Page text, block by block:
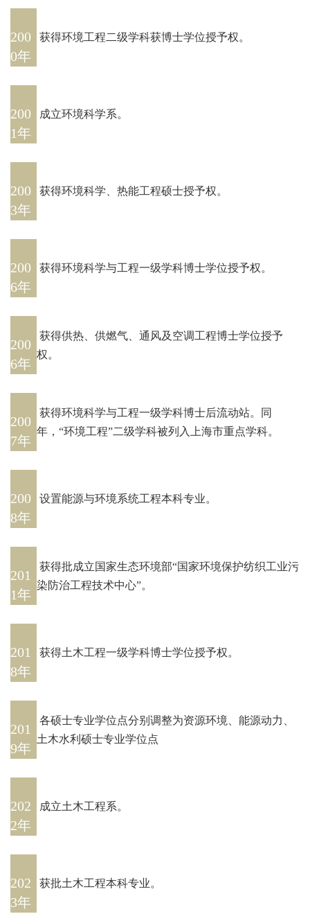
200
0年
获得环境工程二级学科获博士学位授予权。
200
1年
成立环境科学系。
200
3年
获得环境科学、热能工程硕士授予权。
200
6年
获得环境科学与工程一级学科博士学位授予权。
200
6年
获得供热、供燃气、通风及空调工程博士学位授予
权。
200
7年
获得环境科学与工程一级学科博士后流动站。同
年， “环境工程”二级学科被列入上海市重点学科。
200
8年
设置能源与环境系统工程本科专业。
201
1年
获得批成立国家生态环境部“国家环境保护纺织工业污
染防治工程技术中心”。
201
8年
获得土木工程一级学科博士学位授予权。
201
9年
各硕士专业学位点分别调整为资源环境、能源动力、
土木水利硕士专业学位点
202
2年
成立土木工程系。
202
3年
获批土木工程本科专业。